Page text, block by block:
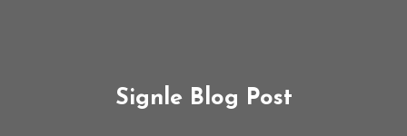
Signle Blog Post